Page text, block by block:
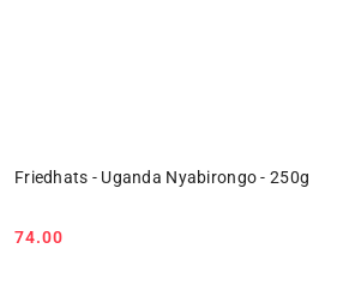
Friedhats - Uganda Nyabirongo - 250g
Cena:
74.00